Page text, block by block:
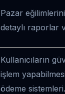
Pazar
detaylı raporlar
Kullanıcıların
işlem
ödeme sistemleri.